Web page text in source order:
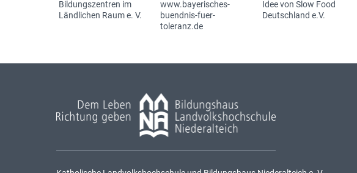
Bildungszentren im
Ländlichen Raum e. V.
www.bayerisches-
buendnis-fuer-
toleranz.de
Idee von Slow Food
Deutschland e.V.